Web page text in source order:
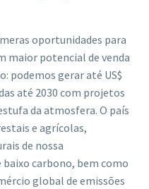
oportunidades para
maior potencial de venda
podemos gerar até US$
até 2030 com projetos
da atmosfera. O país
e agrícolas,
de nossa
carbono, bem como
global de emissões